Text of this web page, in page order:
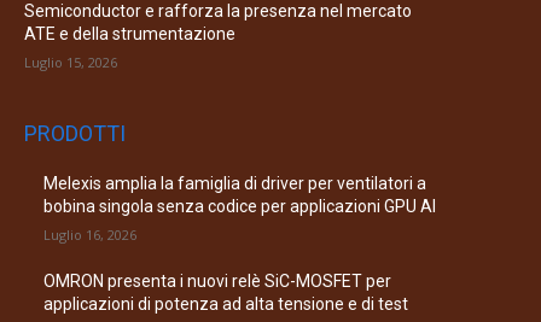
Semiconductor e rafforza la presenza nel mercato
ATE e della strumentazione
Luglio 15, 2026
PRODOTTI
Melexis amplia la famiglia di driver per ventilatori a
bobina singola senza codice per applicazioni GPU AI
Luglio 16, 2026
OMRON presenta i nuovi relè SiC-MOSFET per
applicazioni di potenza ad alta tensione e di test